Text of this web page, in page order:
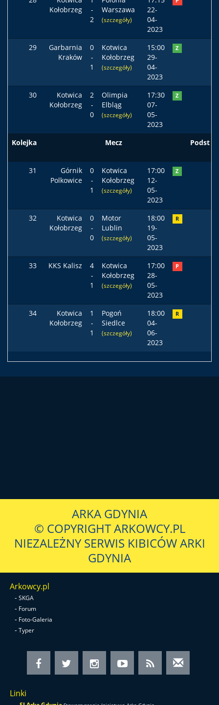
Kołobrzeg
-
2
Warszawa
(szczegóły)
22-
04-
2023
29
Garbarnia
Kraków
0
-
1
Kotwica
Kołobrzeg
(szczegóły)
15:00
29-
04-
2023
Z
30
Kotwica
Kołobrzeg
2
-
0
Olimpia
Elbląg
(szczegóły)
17:30
07-
05-
2023
Z
Kolejka Mecz
Podst
31
Górnik
Polkowice
0
-
1
Kotwica
Kołobrzeg
(szczegóły)
17:00
12-
05-
2023
Z
32
Kotwica
Kołobrzeg
0
-
0
Motor
Lublin
(szczegóły)
18:00
19-
05-
2023
R
33 KKS Kalisz
4
-
1
Kotwica
Kołobrzeg
(szczegóły)
17:00
28-
05-
2023
P
34
Kotwica
Kołobrzeg
1
-
1
Pogoń
Siedlce
(szczegóły)
18:00
04-
06-
2023
R
ARKA GDYNIA
© COPYRIGHT ARKOWCY.PL
NIEZALEŻNY SERWIS KIBICÓW ARKI
GDYNIA
Arkowcy.pl
- SKGA
- Forum
- Foto-Galeria
- Typer
Linki